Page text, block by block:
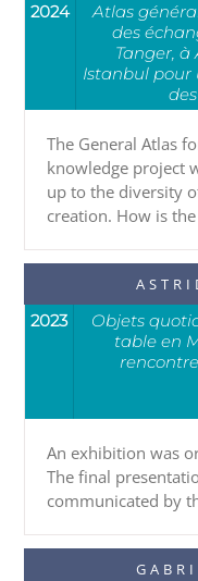
2024
Atlas
des
Tanger,
Istanbul pour
The General Atlas
knowledge project
up to the diversity
creation. How is
2023
Objets
table en
An exhibition was
The final
communicated by